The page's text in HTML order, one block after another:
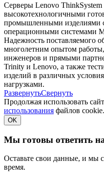
Серверы Lenovo ThinkSystem
высокотехнологичными
промышленными изделиями
операционными системами
Надежность поставляемого
многолетним опытом
инженеров и прямыми
Trinity и Lenovo, а также
изделий в различных
нагрузками.
РазвернутьСвернуть
Продолжая использовать
использования файлов cookie.
OK
Мы готовы ответить
Оставьте свои данные, и мы
время.